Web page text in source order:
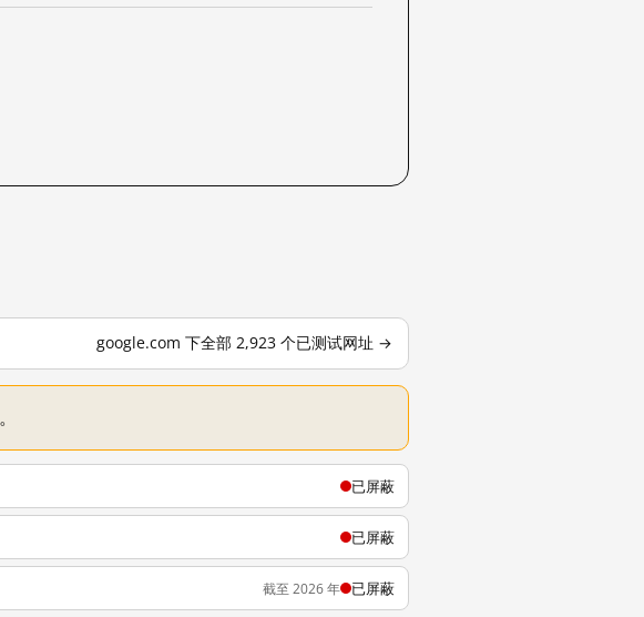
google.com 下全部 2,923 个已测试网址 →
已屏蔽
已屏蔽
截至 2026 年 已屏蔽